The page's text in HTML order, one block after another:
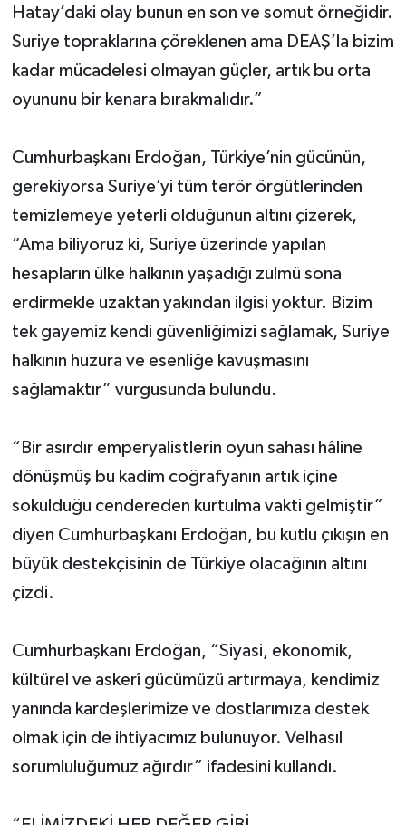
Hatay’daki olay bunun en son ve somut örneğidir.
Suriye topraklarına çöreklenen ama DEAŞ’la bizim
kadar mücadelesi olmayan güçler, artık bu orta
oyununu bir kenara bırakmalıdır.”
Cumhurbaşkanı Erdoğan, Türkiye’nin gücünün,
gerekiyorsa Suriye’yi tüm terör örgütlerinden
temizlemeye yeterli olduğunun altını çizerek,
“Ama biliyoruz ki, Suriye üzerinde yapılan
hesapların ülke halkının yaşadığı zulmü sona
erdirmekle uzaktan yakından ilgisi yoktur. Bizim
tek gayemiz kendi güvenliğimizi sağlamak, Suriye
halkının huzura ve esenliğe kavuşmasını
sağlamaktır” vurgusunda bulundu.
“Bir asırdır emperyalistlerin oyun sahası hâline
dönüşmüş bu kadim coğrafyanın artık içine
sokulduğu cendereden kurtulma vakti gelmiştir”
diyen Cumhurbaşkanı Erdoğan, bu kutlu çıkışın en
büyük destekçisinin de Türkiye olacağının altını
çizdi.
Cumhurbaşkanı Erdoğan, “Siyasi, ekonomik,
kültürel ve askerî gücümüzü artırmaya, kendimiz
yanında kardeşlerimize ve dostlarımıza destek
olmak için de ihtiyacımız bulunuyor. Velhasıl
sorumluluğumuz ağırdır” ifadesini kullandı.